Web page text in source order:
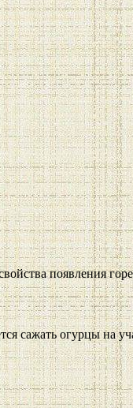
появления
сажать огурцы на